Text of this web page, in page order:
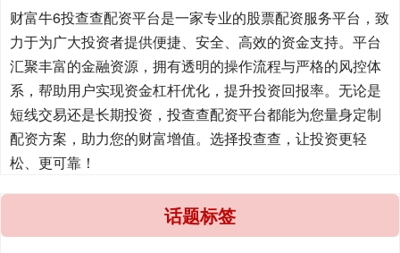
财富牛6投查查配资平台是一家专业的股票配资服务平台，致
力于为广大投资者提供便捷、安全、高效的资金支持。平台
汇聚丰富的金融资源，拥有透明的操作流程与严格的风控体
系，帮助用户实现资金杠杆优化，提升投资回报率。无论是
短线交易还是长期投资，投查查配资平台都能为您量身定制
配资方案，助力您的财富增值。选择投查查，让投资更轻
松、更可靠！
话题标签